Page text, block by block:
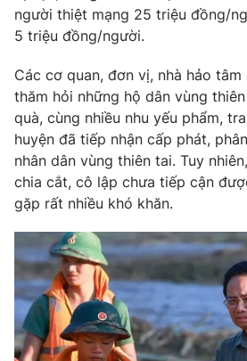
người thiệt mạng 25 triệu đồng/
5 triệu đồng/người.
Các cơ quan, đơn vị, nhà hảo
thăm hỏi những hộ dân vùng
quà, cùng nhiều nhu yếu phẩm,
huyện đã tiếp nhận cấp phát,
nhân dân vùng thiên tai. Tuy
chia cắt, cô lập chưa tiếp cận
gặp rất nhiều khó khăn.